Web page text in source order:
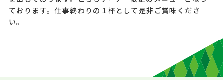
ております。仕事終わりの１杯として是非ご賞味くださ
い。